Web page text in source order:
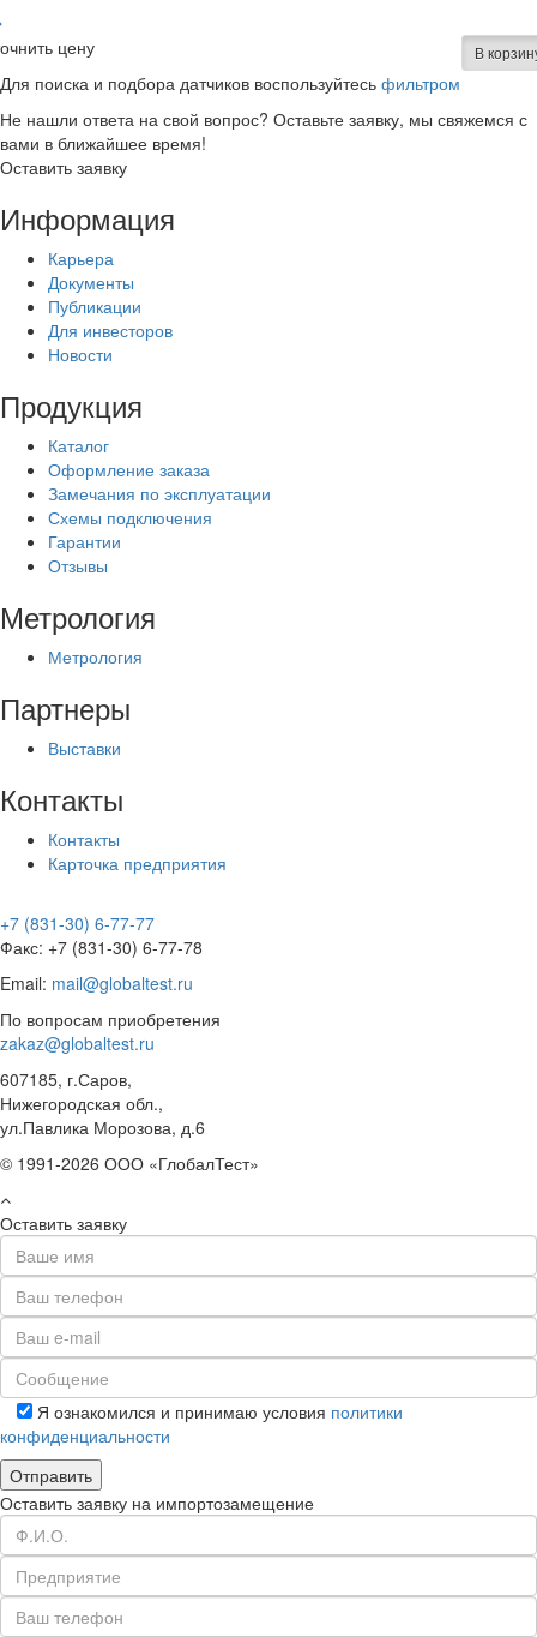
В
цену
Для поиска и подбора датчиков воспользуйтесь фильтром
Не нашли ответа на свой вопрос? Оставьте заявку, мы свяжемся с
вами в ближайшее время!
Оставить заявку
Информация
Карьера
Документы
Публикации
Для инвесторов
Новости
Продукция
Каталог
Оформление заказа
Замечания по эксплуатации
Схемы подключения
Гарантии
Отзывы
Метрология
Метрология
Партнеры
Выставки
Контакты
Контакты
Карточка предприятия
+7 (831-30) 6-77-77
Факс: +7 (831-30) 6-77-78
Email: mail@globaltest.ru
По вопросам приобретения
zakaz@globaltest.ru
607185, г.Саров,
Нижегородская обл.,
ул.Павлика Морозова, д.6
© 1991-2026 ООО «ГлобалТест»
Оставить заявку
Я ознакомился и принимаю условия политики
конфиденциальности
Оставить заявку на импортозамещение